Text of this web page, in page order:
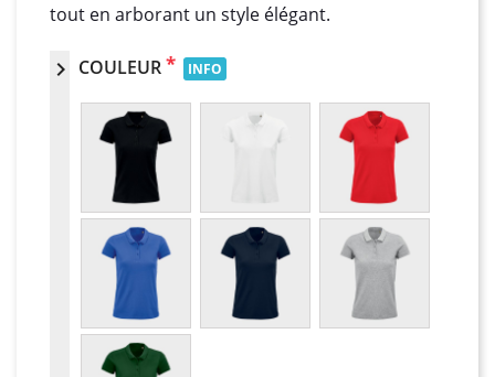
tout en arborant un style élégant.
chevron_right COULEUR* INFO